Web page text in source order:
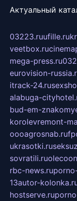
Актуальный
03223.ruufille.ru
veetbox.ru
mega-press.ru
eurovision-
itrack-24.ru
alabuga-
bud-em-
korolevremont-
oooagrosnab.ru
ukrasotki.ru
sovratili.ru
rbc-news.ru
13autor-
hostserve.ru